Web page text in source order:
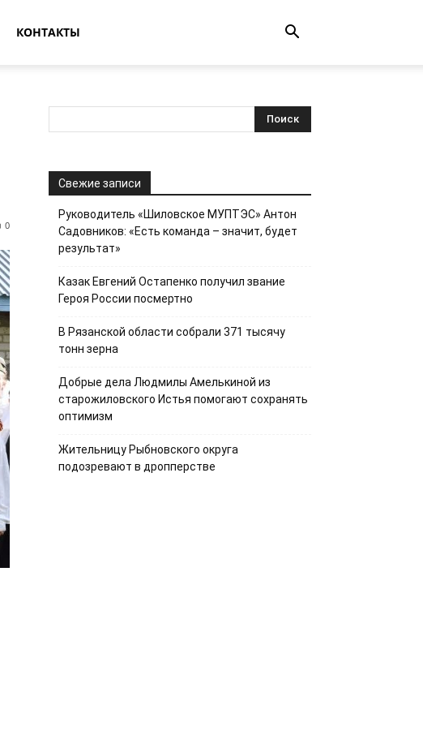
КОНТАКТЫ
0
Свежие записи
Руководитель «Шиловское МУПТЭС» Антон
Садовников: «Есть команда – значит, будет
результат»
Казак Евгений Остапенко получил звание
Героя России посмертно
В Рязанской области собрали 371 тысячу
тонн зерна
Добрые дела Людмилы Амелькиной из
старожиловского Истья помогают сохранять
оптимизм
Жительницу Рыбновского округа
подозревают в дропперстве